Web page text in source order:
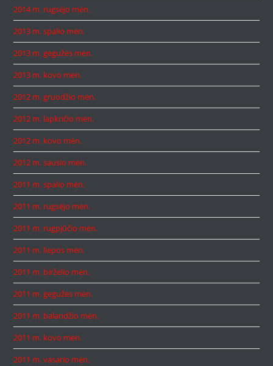
2014 m. rugsėjo mėn.
2013 m. spalio mėn.
2013 m. gegužės mėn.
2013 m. kovo mėn.
2012 m. gruodžio mėn.
2012 m. lapkričio mėn.
2012 m. kovo mėn.
2012 m. sausio mėn.
2011 m. spalio mėn.
2011 m. rugsėjo mėn.
2011 m. rugpjūčio mėn.
2011 m. liepos mėn.
2011 m. birželio mėn.
2011 m. gegužės mėn.
2011 m. balandžio mėn.
2011 m. kovo mėn.
2011 m. vasario mėn.